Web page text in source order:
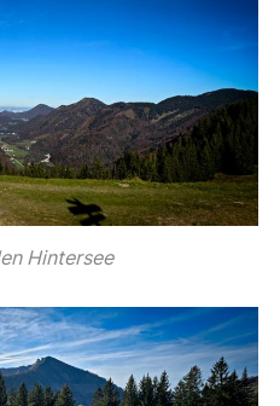
Hintersee